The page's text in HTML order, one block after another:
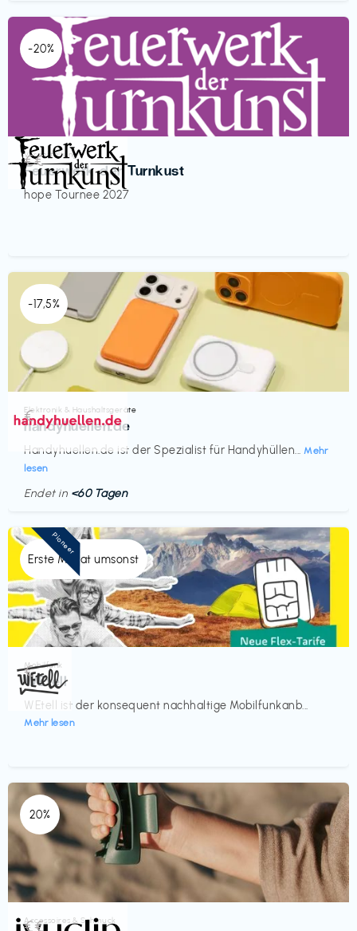
-20%
Veranstaltung
Feuerwerk der Turnkust
hope Tournee 2027
€€‎
-17,5%
Elektronik & Haushaltsgeräte
handyhuellen.de
Handyhuellen.de ist der Spezialist für Handyhüllen... Mehr
lesen
€‎
Endet in <60 Tagen
Erste Monat umsonst
Mobilfunk
WEtell
WEtell ist der konsequent nachhaltige Mobilfunkanb...
Mehr lesen
€‎
Pioneer
20%
Accessoires & Schmuck
€€‎